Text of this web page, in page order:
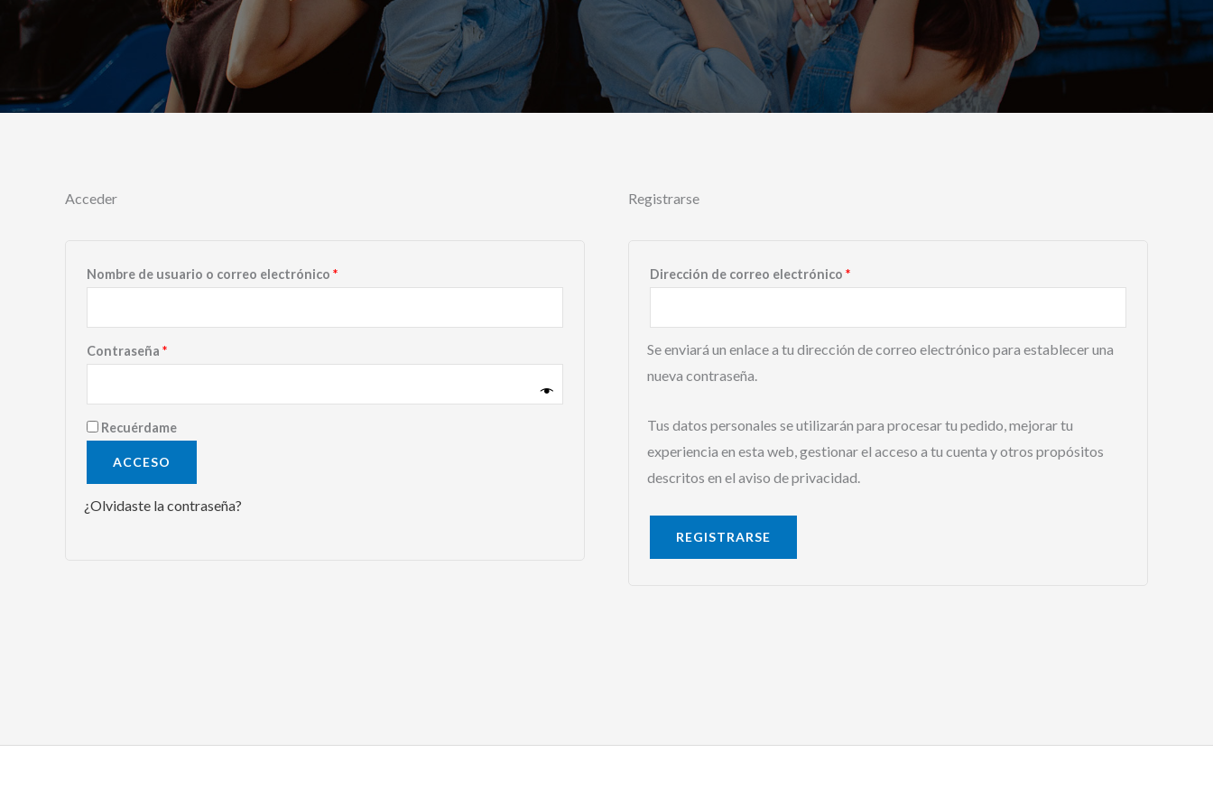
Acceder
Nombre de usuario o correo electrónico *Obligatorio
Contraseña *Obligatorio
Recuérdame
ACCESO
¿Olvidaste la contraseña?
Registrarse
Dirección de correo electrónico *Obligatorio
Se enviará un enlace a tu dirección de correo electrónico para establecer una
nueva contraseña.
Tus datos personales se utilizarán para procesar tu pedido, mejorar tu
experiencia en esta web, gestionar el acceso a tu cuenta y otros propósitos
descritos en el aviso de privacidad.
REGISTRARSE